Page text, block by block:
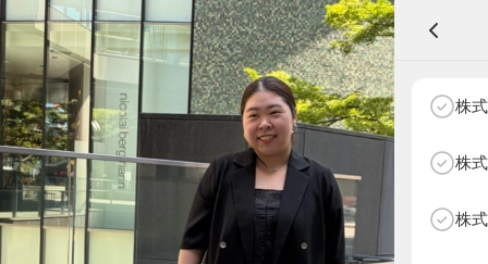
アパレル部門 物販部門 NEXT AGE
A
株
株
株